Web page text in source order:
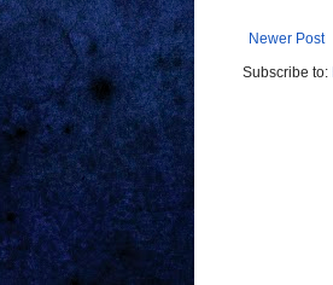
Newer Post
Subscribe to: